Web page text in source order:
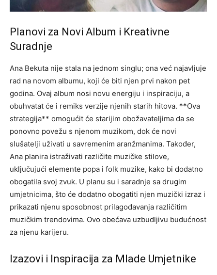
Planovi za Novi Album i Kreativne
Suradnje
Ana Bekuta nije stala na jednom singlu; ona već najavljuje
rad na novom albumu, koji će biti njen prvi nakon pet
godina. Ovaj album nosi novu energiju i inspiraciju, a
obuhvatat će i remiks verzije njenih starih hitova. **Ova
strategija** omogućit će starijim obožavateljima da se
ponovno povežu s njenom muzikom, dok će novi
slušatelji uživati u savremenim aranžmanima. Također,
Ana planira istraživati različite muzičke stilove,
uključujući elemente popa i folk muzike, kako bi dodatno
obogatila svoj zvuk. U planu su i saradnje sa drugim
umjetnicima, što će dodatno obogatiti njen muzički izraz i
prikazati njenu sposobnost prilagođavanja različitim
muzičkim trendovima. Ovo obećava uzbudljivu budućnost
za njenu karijeru.
Izazovi i Inspiracija za Mlade Umjetnike